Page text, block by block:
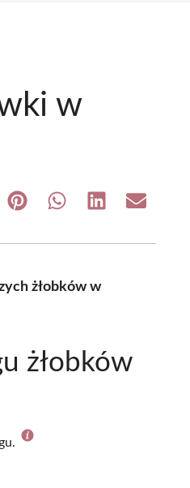
w
Share Share Share Share
żłobków w
żłobków